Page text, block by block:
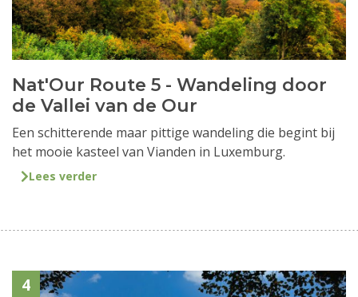
Nat'Our Route 5 - Wandeling door
de Vallei van de Our
Een schitterende maar pittige wandeling die begint bij
het mooie kasteel van Vianden in Luxemburg.
Lees verder
4